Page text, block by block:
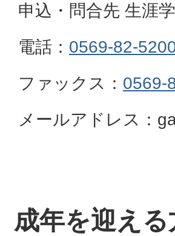
申込・問合先 生涯
電話： 0569-82-
ファックス： 0569-
メールアドレス：
成年を迎え